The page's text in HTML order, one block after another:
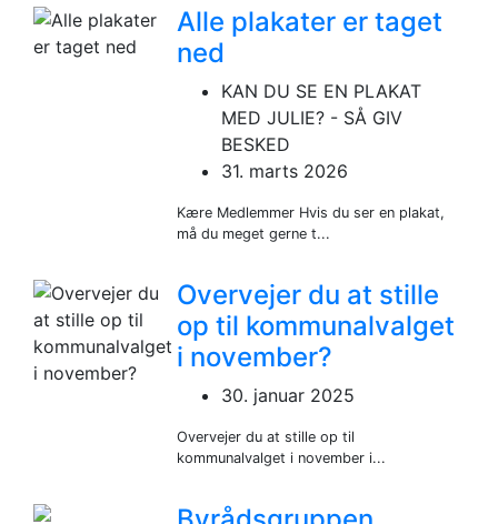
Alle plakater er taget
ned
KAN DU SE EN PLAKAT
MED JULIE? - SÅ GIV
BESKED
31. marts 2026
Kære Medlemmer Hvis du ser en plakat,
må du meget gerne t...
Overvejer du at stille
op til kommunalvalget
i november?
30. januar 2025
Overvejer du at stille op til
kommunalvalget i november i...